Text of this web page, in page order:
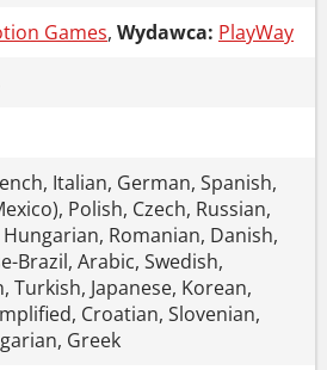
Games, Wydawca: PlayWay
Italian, German, Spanish,
Polish, Czech, Russian,
Romanian, Danish,
Brazil, Arabic, Swedish,
Turkish, Japanese, Korean,
Croatian, Slovenian,
Greek